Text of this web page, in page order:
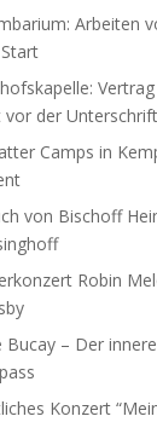
Arbeiten
Vertrag
vor der Unterschrift
Camps in
von Bischoff
Robin
Bucay – Der innere
Konzert